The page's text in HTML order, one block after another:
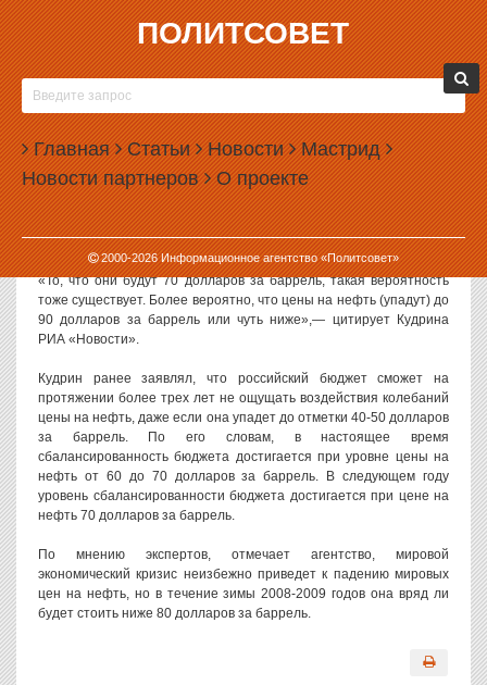
ПОЛИТСОВЕТ
Главная Статьи Новости Мастрид
Новости партнеров О проекте
2000-2026Информационное агентство «Политсовет»
01.10.2008, 12:28
ЛЕОНИД КУДРИН ЖДЕТ ПАДЕНИЯ ЦЕНЫ НА
НЕФТЬ
Мировые цены на нефть могут снизиться до 70 долларов за
баррель, но, скорее всего, в ближайшее время они будут
колебаться в пределах 90 долларов за баррель или чуть ниже,
прогнозирует вице-премьер, министр финансов РФ Алексей
Кудрин.
«То, что они будут 70 долларов за баррель, такая вероятность
тоже существует. Более вероятно, что цены на нефть (упадут) до
90 долларов за баррель или чуть ниже»,— цитирует Кудрина
РИА «Новости».
Кудрин ранее заявлял, что российский бюджет сможет на
протяжении более трех лет не ощущать воздействия колебаний
цены на нефть, даже если она упадет до отметки 40-50 долларов
за баррель. По его словам, в настоящее время
сбалансированность бюджета достигается при уровне цены на
нефть от 60 до 70 долларов за баррель. В следующем году
уровень сбалансированности бюджета достигается при цене на
нефть 70 долларов за баррель.
По мнению экспертов, отмечает агентство, мировой
экономический кризис неизбежно приведет к падению мировых
цен на нефть, но в течение зимы 2008-2009 годов она вряд ли
будет стоить ниже 80 долларов за баррель.